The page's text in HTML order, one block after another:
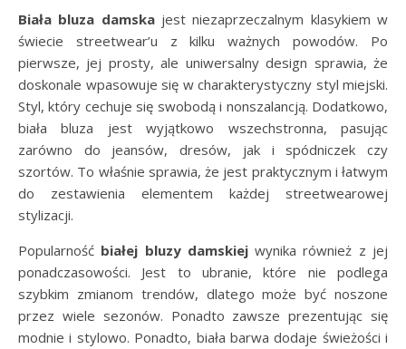
Biała bluza damskajest niezaprzeczalnym klasykiem w
świecie streetwear’u z kilku ważnych powodów. Po
pierwsze, jej prosty, ale uniwersalny design sprawia, że
doskonale wpasowuje się w charakterystyczny styl miejski.
Styl, który cechuje się swobodą i nonszalancją. Dodatkowo,
biała bluza jest wyjątkowo wszechstronna, pasując
zarówno do jeansów, dresów, jak i spódniczek czy
szortów. To właśnie sprawia, że jest praktycznym i łatwym
do zestawienia elementem każdej streetwearowej
stylizacji.
Popularność białej bluzy damskiejwynika również z jej
ponadczasowości. Jest to ubranie, które nie podlega
szybkim zmianom trendów, dlatego może być noszone
przez wiele sezonów. Ponadto zawsze prezentując się
modnie i stylowo. Ponadto, biała barwa dodaje świeżości i